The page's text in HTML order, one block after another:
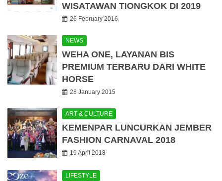
WISATAWAN TIONGKOK DI 2019
26 February 2016
NEWS
WEHA ONE, LAYANAN BIS
PREMIUM TERBARU DARI WHITE
HORSE
28 January 2015
ART & CULTURE
KEMENPAR LUNCURKAN JEMBER
FASHION CARNAVAL 2018
19 April 2018
LIFESTYLE